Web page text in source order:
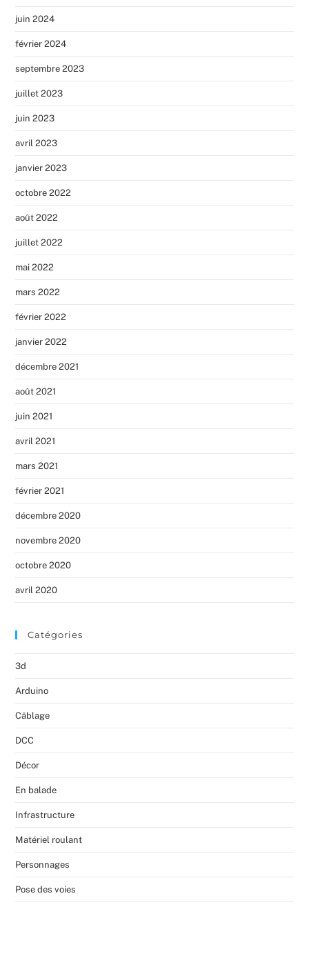
juin 2024
février 2024
septembre 2023
juillet 2023
juin 2023
avril 2023
janvier 2023
octobre 2022
août 2022
juillet 2022
mai 2022
mars 2022
février 2022
janvier 2022
décembre 2021
août 2021
juin 2021
avril 2021
mars 2021
février 2021
décembre 2020
novembre 2020
octobre 2020
avril 2020
Catégories
3d
Arduino
Câblage
DCC
Décor
En balade
Infrastructure
Matériel roulant
Personnages
Pose des voies